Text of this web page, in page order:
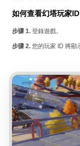
如何查看幻塔玩家ID
步骤 1. 登錄遊戲。
步骤 2. 您的玩家 ID 將顯